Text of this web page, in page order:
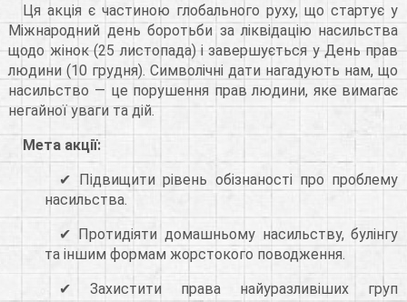
Ця акція є частиною глобального руху, що стартує у
Міжнародний день боротьби за ліквідацію насильства
щодо жінок (25 листопада) і завершується у День прав
людини (10 грудня). Символічні дати нагадують нам, що
насильство — це порушення прав людини, яке вимагає
негайної уваги та дій.
Мета акції:
✔ Підвищити рівень обізнаності про проблему
насильства.
✔ Протидіяти домашньому насильству, булінгу
та іншим формам жорстокого поводження.
✔ Захистити права найуразливіших груп